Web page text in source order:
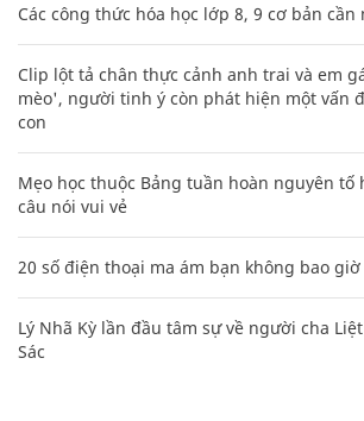
Các công thức hóa học lớp 8, 9 cơ bản cần
Clip lột tả chân thực cảnh anh trai và em
mèo', người tinh ý còn phát hiện một vấn
con
Mẹo học thuộc Bảng tuần hoàn nguyên tố
câu nói vui vẻ
20 số điện thoại ma ám bạn không bao
Lý Nhã Kỳ lần đầu tâm sự về người cha
Sác